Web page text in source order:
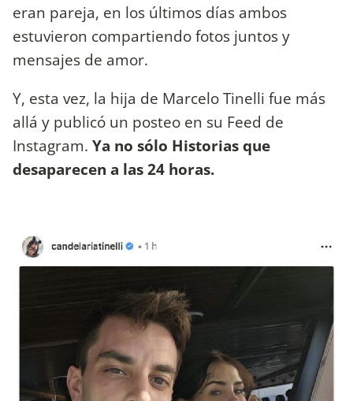
eran pareja, en los últimos días ambos
estuvieron compartiendo fotos juntos y
mensajes de amor.
Y, esta vez, la hija de Marcelo Tinelli fue más
allá y publicó un posteo en su Feed de
Instagram. Ya no sólo Historias que
desaparecen a las 24 horas.